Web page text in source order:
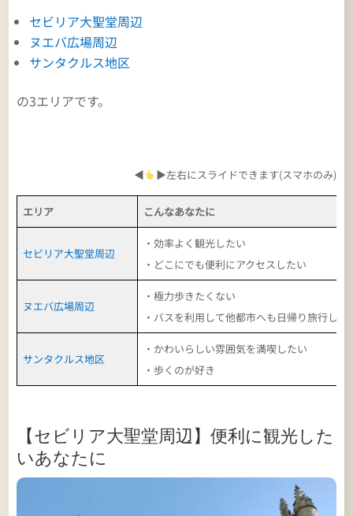
セビリア大聖堂周辺
ヌエバ広場周辺
サンタクルス地区
の3エリアです。
◀ ▶左右にスライドできます(スマホのみ)
エリア こんなあなたに
セビリア大聖堂周辺
・効率よく観光したい
・どこにでも便利にアクセスしたい
ヌエバ広場周辺
・極力歩きたくない
・バスを利用して他都市へも日帰り旅行した
サンタクルス地区
・かわいらしい雰囲気を満喫したい
・歩くのが好き
【セビリア大聖堂周辺】便利に観光した
いあなたに